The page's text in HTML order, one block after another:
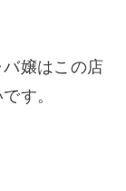
嬢はこの店
す。